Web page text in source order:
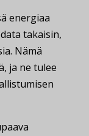
energiaa
takaisin,
Nämä
ja ne tulee